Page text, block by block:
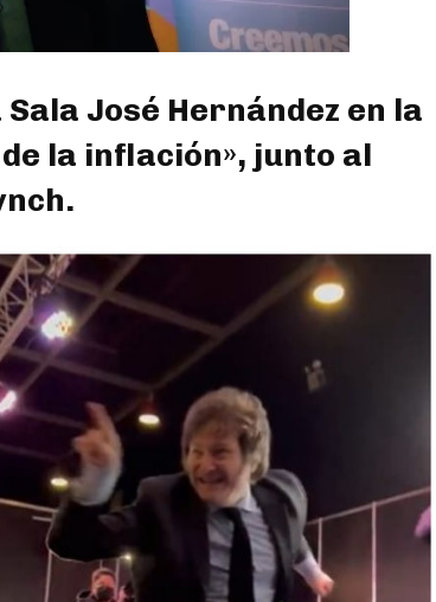
José Hernández en la
la inflación», junto al